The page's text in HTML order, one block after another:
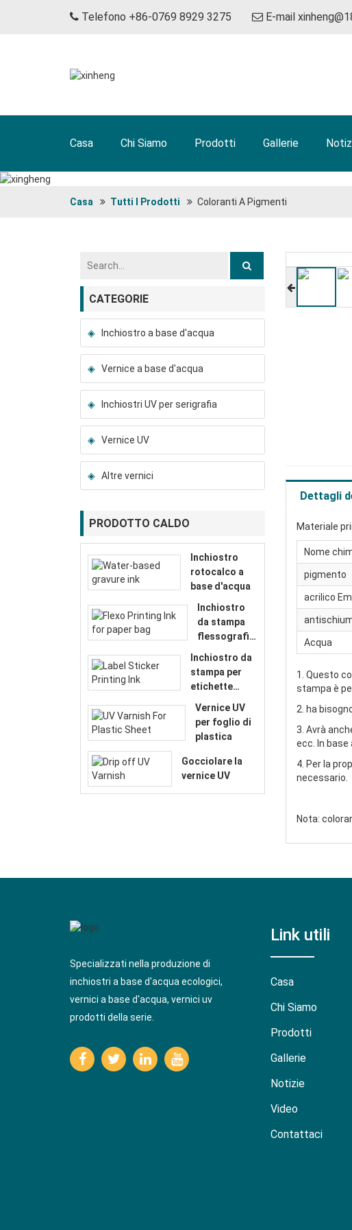
Telefono +86-0769 8929 3275 E-mail
Casa Chi Siamo Prodotti Gallerie
Casa Tutti I Prodotti Coloranti A Pigmenti
Dettagli
Materiale
Nome
pigmento
acrilico
Acqua
1. Questo
stampa è
2. ha
3. Avrà
ecc. In
4. Per la
necessario.
Nota:
CATEGORIE
Inchiostro a base d'acqua
Vernice a base d'acqua
Inchiostri UV per serigrafia
Vernice UV
Altre vernici
PRODOTTO CALDO
Inchiostro
rotocalco a
base d'acqua
Inchiostro
da stampa
flessografic
a per
carta
Inchiostro da
stampa per
etichette
adesive
Vernice UV
per foglio di
plastica
Gocciolare la
vernice UV
Specializzati nella produzione di
inchiostri a base d'acqua ecologici,
vernici a base d'acqua, vernici uv
prodotti della serie.
Link utili
Casa
Chi Siamo
Prodotti
Gallerie
Notizie
Video
Contattaci